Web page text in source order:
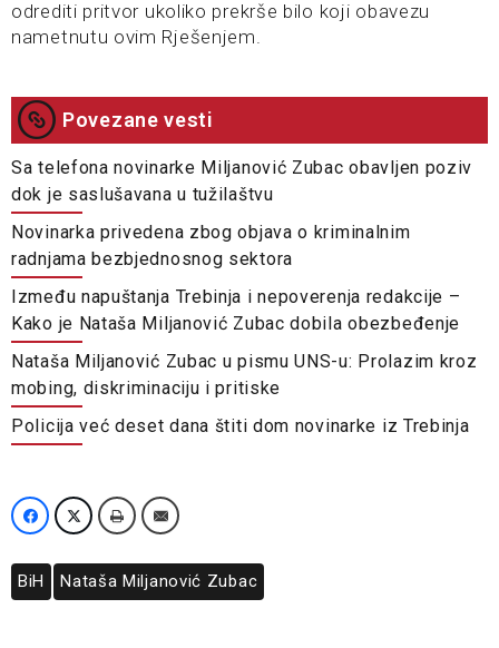
odrediti pritvor ukoliko prekrše bilo koji obavezu
nametnutu ovim Rješenjem.
Povezane vesti
Sa telefona novinarke Miljanović Zubac obavljen poziv
dok je saslušavana u tužilaštvu
Novinarka privedena zbog objava o kriminalnim
radnjama bezbjednosnog sektora
Između napuštanja Trebinja i nepoverenja redakcije –
Kako je Nataša Miljanović Zubac dobila obezbeđenje
Nataša Miljanović Zubac u pismu UNS-u: Prolazim kroz
mobing, diskriminaciju i pritiske
Policija već deset dana štiti dom novinarke iz Trebinja
BiH Nataša Miljanović Zubac